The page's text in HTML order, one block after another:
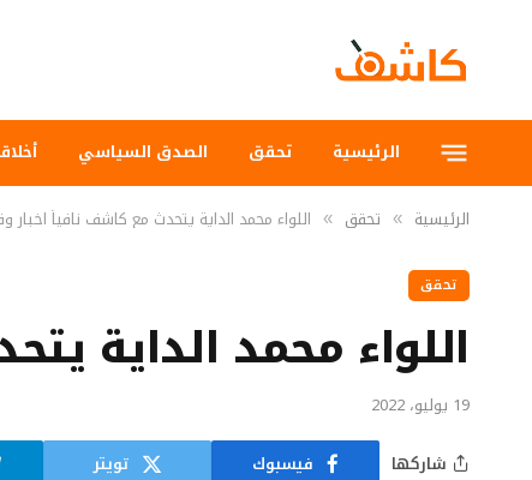
الرئيسية تحقق الصدق السياسي
الرئيسية » تحقق » اللواء محمد الداية يتحدث مع كاشف نافياً اخبار
تحقق
اللواء محمد الداية
19 يوليو، 2022
شاركها
فيسبوك تويتر